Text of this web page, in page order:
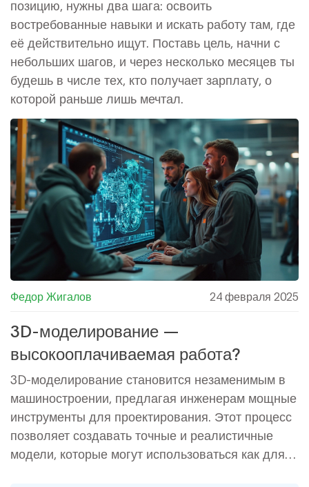
позицию, нужны два шага: освоить
востребованные навыки и искать работу там, где
её действительно ищут. Поставь цель, начни с
небольших шагов, и через несколько месяцев ты
будешь в числе тех, кто получает зарплату, о
которой раньше лишь мечтал.
Федор Жигалов 24 февраля 2025
3D-моделирование —
высокооплачиваемая работа?
3D-моделирование становится незаменимым в
машиностроении, предлагая инженерам мощные
инструменты для проектирования. Этот процесс
позволяет создавать точные и реалистичные
модели, которые могут использоваться как для